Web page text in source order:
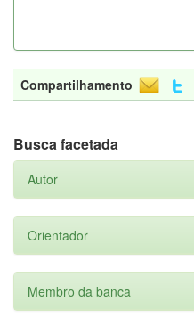
Compartilhamento
Busca facetada
Autor
Orientador
Membro da banca